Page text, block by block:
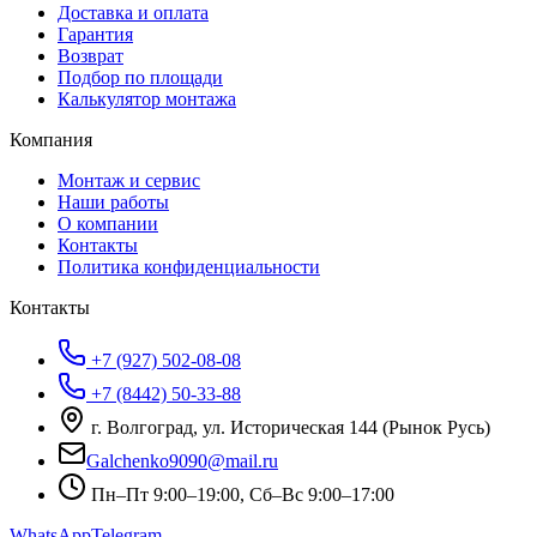
Доставка и оплата
Гарантия
Возврат
Подбор по площади
Калькулятор монтажа
Компания
Монтаж и сервис
Наши работы
О компании
Контакты
Политика конфиденциальности
Контакты
+7 (927) 502-08-08
+7 (8442) 50-33-88
г. Волгоград, ул. Историческая 144 (Рынок Русь)
Galchenko9090@mail.ru
Пн–Пт 9:00–19:00, Сб–Вс 9:00–17:00